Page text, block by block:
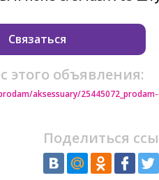
Связаться
этого объявления:
aksessuary/
Поделиться